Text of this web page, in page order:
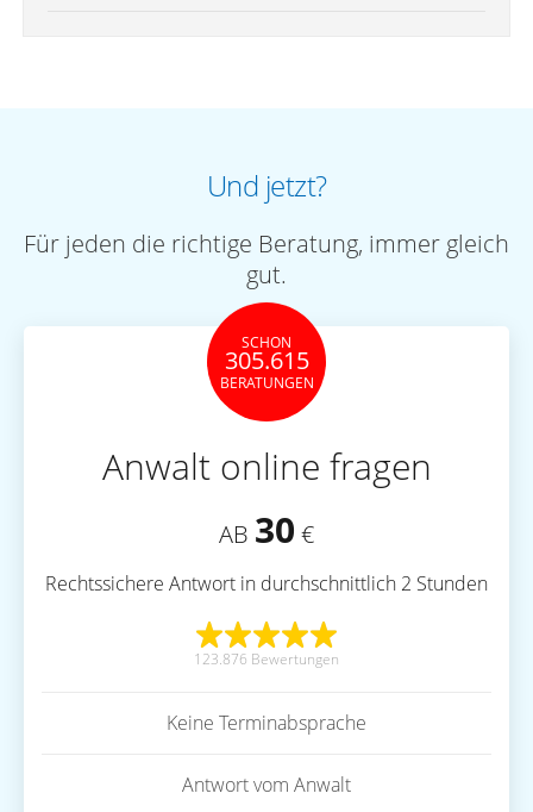
Und jetzt?
Für jeden die richtige Beratung, immer gleich
gut.
SCHON
305.615
BERATUNGEN
Anwalt online fragen
AB 30 €
Rechtssichere Antwort in durchschnittlich 2 Stunden
123.876 Bewertungen
Keine Terminabsprache
Antwort vom Anwalt